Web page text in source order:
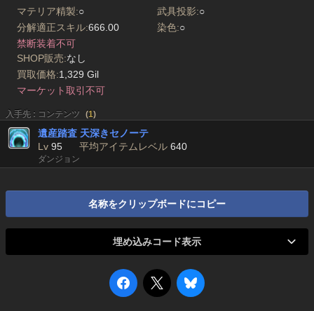
マテリア精製:○ 武具投影:○
分解適正スキル:666.00 染色:○
禁断装着不可
SHOP販売:なし
買取価格:1,329 Gil
マーケット取引不可
入手先 : コンテンツ (1)
遺産踏査 天深きセノーテ
Lv 95 平均アイテムレベル 640
ダンジョン
名称をクリップボードにコピー
埋め込みコード表示